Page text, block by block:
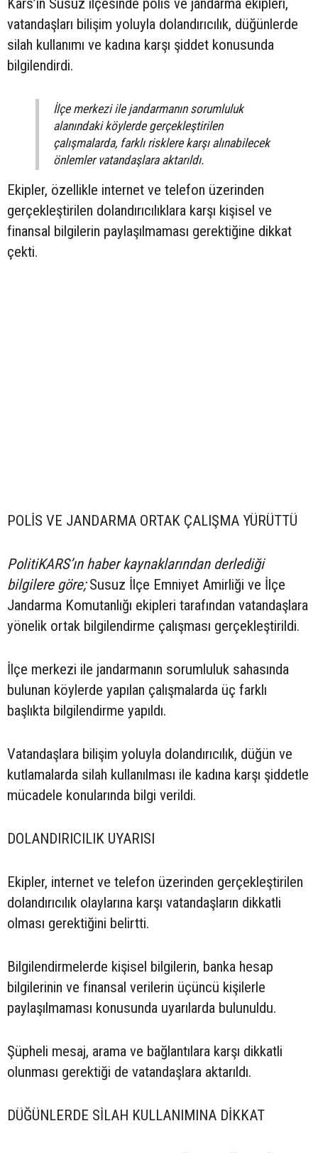
Kars’ın Susuz ilçesinde polis ve jandarma ekipleri,
vatandaşları bilişim yoluyla dolandırıcılık, düğünlerde
silah kullanımı ve kadına karşı şiddet konusunda
bilgilendirdi.
İlçe merkezi ile jandarmanın sorumluluk
alanındaki köylerde gerçekleştirilen
çalışmalarda, farklı risklere karşı alınabilecek
önlemler vatandaşlara aktarıldı.
Ekipler, özellikle internet ve telefon üzerinden
gerçekleştirilen dolandırıcılıklara karşı kişisel ve
finansal bilgilerin paylaşılmaması gerektiğine dikkat
çekti.
POLİS VE JANDARMA ORTAK ÇALIŞMA YÜRÜTTÜ
PolitiKARS’ın haber kaynaklarından derlediği
bilgilere göre;Susuz İlçe Emniyet Amirliği ve İlçe
Jandarma Komutanlığı ekipleri tarafından vatandaşlara
yönelik ortak bilgilendirme çalışması gerçekleştirildi.
İlçe merkezi ile jandarmanın sorumluluk sahasında
bulunan köylerde yapılan çalışmalarda üç farklı
başlıkta bilgilendirme yapıldı.
Vatandaşlara bilişim yoluyla dolandırıcılık, düğün ve
kutlamalarda silah kullanılması ile kadına karşı şiddetle
mücadele konularında bilgi verildi.
DOLANDIRICILIK UYARISI
Ekipler, internet ve telefon üzerinden gerçekleştirilen
dolandırıcılık olaylarına karşı vatandaşların dikkatli
olması gerektiğini belirtti.
Bilgilendirmelerde kişisel bilgilerin, banka hesap
bilgilerinin ve finansal verilerin üçüncü kişilerle
paylaşılmaması konusunda uyarılarda bulunuldu.
Şüpheli mesaj, arama ve bağlantılara karşı dikkatli
olunması gerektiği de vatandaşlara aktarıldı.
DÜĞÜNLERDE SİLAH KULLANIMINA DİKKAT